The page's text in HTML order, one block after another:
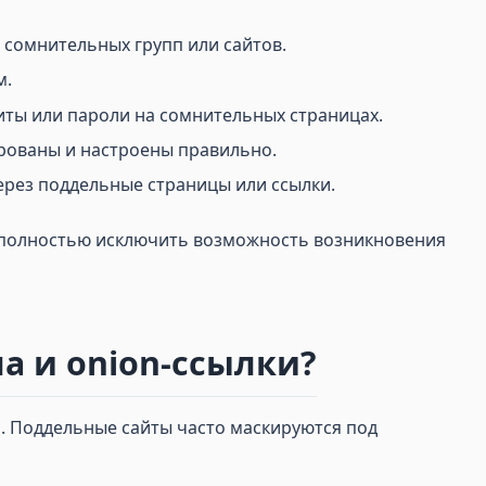
групп или сайтов.
или пароли на сомнительных страницах.
и настроены правильно.
поддельные страницы или ссылки.
исключить возможность возникновения
и onion-ссылки?
сайты часто маскируются под